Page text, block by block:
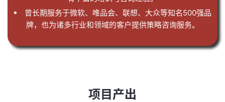
曾长期服务于微软、唯品会、联想、大众等知名500强品
牌，也为诸多行业和领域的客户提供策略咨询服务。
项目产出